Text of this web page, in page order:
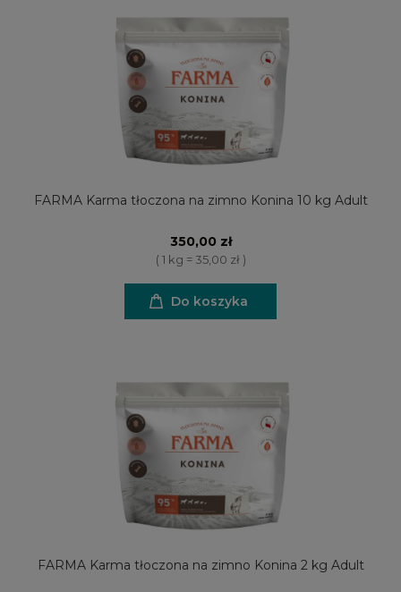
FARMA Karma tłoczona na zimno Konina 10 kg Adult
350,00 zł
( 1 kg = 35,00 zł )
Do koszyka
FARMA Karma tłoczona na zimno Konina 2 kg Adult